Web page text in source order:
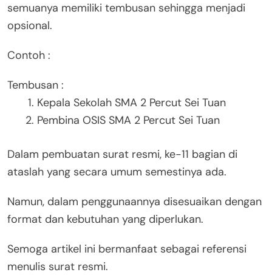
semuanya memiliki tembusan sehingga menjadi
opsional.
Contoh :
Tembusan :
Kepala Sekolah SMA 2 Percut Sei Tuan
Pembina OSIS SMA 2 Percut Sei Tuan
Dalam pembuatan surat resmi, ke-11 bagian di
ataslah yang secara umum semestinya ada.
Namun, dalam penggunaannya disesuaikan dengan
format dan kebutuhan yang diperlukan.
Semoga artikel ini bermanfaat sebagai referensi
menulis surat resmi.